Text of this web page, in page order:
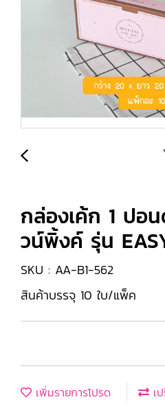
กล่องเค้ก 1 ปอ
วน์พิ้งค์ รุ่น
SKU : AA-B1-562
สินค้าบรรจุ 10 ใบ/แพ็ค
เพิ่มรายการโปรด เ